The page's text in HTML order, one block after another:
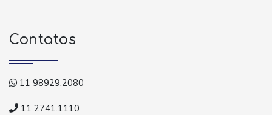
Contatos
11 98929.2080
11 2741.1110